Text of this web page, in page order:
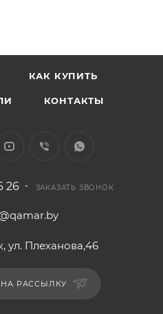
КАК КУПИТЬ
КОНТАКТЫ
26 ЗАКАЗАТЬ ЗВОНОК
ул. Плеханова,46
РАССЫЛКУ